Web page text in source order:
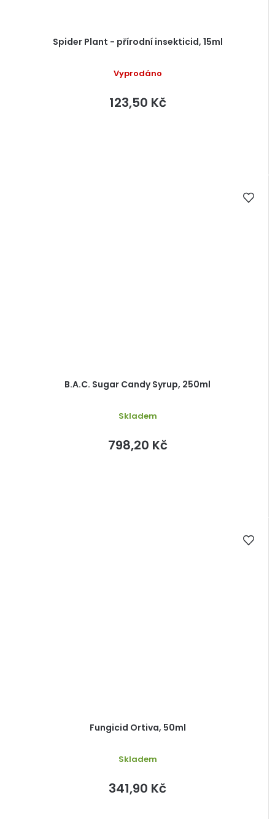
Spider Plant - přírodní insekticid, 15ml
Vyprodáno
123,50 Kč
B.A.C. Sugar Candy Syrup, 250ml
Skladem
798,20 Kč
Fungicid Ortiva, 50ml
Skladem
341,90 Kč